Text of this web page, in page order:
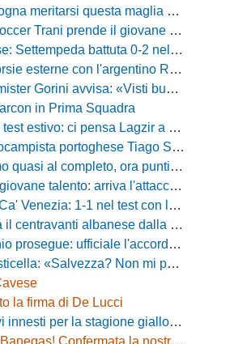
questa maglia ogni singolo giorno»
il giovane attaccante ex Monopoli
battuta 0-2 nella ripresa
esterne con l'argentino Rotela
buoni spunti, ma c'è ancora tanto da lavorare»
in Prima Squadra
Lagzir a piegare l'Equipe Campania
portoghese Tiago Santos
ora puntiamo sugli esterni d'attacco»
talento: arriva l'attaccante Lucchesi
1 nel test con la Primavera lagunare
albanese dalla serie D
l'accordo quinquennale per l'attacco
pongo limiti, voglio vincere più partite possibile»
la firma di De Lucci
per la stagione gialloblù